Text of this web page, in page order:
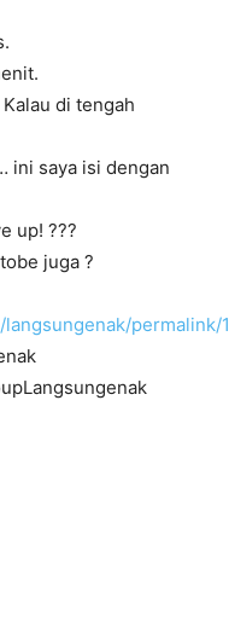
di tengah
ini saya isi dengan
up! ???
juga ?